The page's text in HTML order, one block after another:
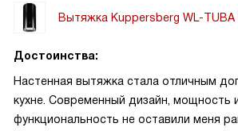
Вытяжка Kuppersberg WL-TUBA
Достоинства:
Настенная вытяжка стала отличным
кухне. Современный дизайн, мощность
функциональность не оставили меня